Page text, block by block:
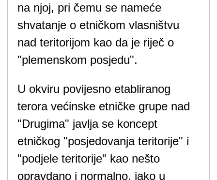
na njoj, pri čemu se nameće
shvatanje o etničkom vlasništvu
nad teritorijom kao da je riječ o
"plemenskom posjedu".
U okviru povijesno etabliranog
terora većinske etničke grupe nad
"Drugima" javlja se koncept
etničkog "posjedovanja teritorije" i
"podjele teritorije" kao nešto
opravdano i normalno, iako u